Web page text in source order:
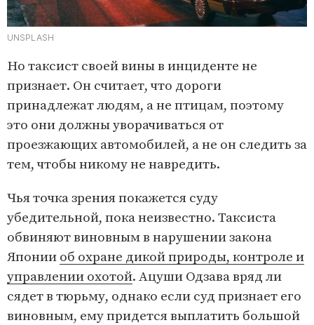
UNSPLASH
Но таксист своей вины в инциденте не
признает. Он считает, что дороги
принадлежат людям, а не птицам, поэтому
это они должны уворачиваться от
проезжающих автомобилей, а не он следить за
тем, чтобы никому не навредить.
Чья точка зрения покажется суду
убедительной, пока неизвестно. Таксиста
обвиняют виновным в нарушении закона
Японии об охране дикой природы, контроле и
управлении охотой. Ацуши Одзава вряд ли
сядет в тюрьму, однако если суд признает его
виновным, ему придется выплатить большой